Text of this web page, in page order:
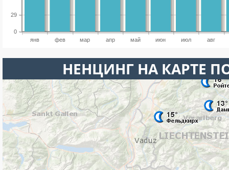
янв фев мар апр май июн июл авг
0
29
НЕНЦИНГ НА КАРТЕ